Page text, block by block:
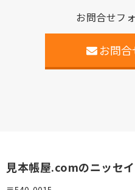
お問合せフ
お問
見本帳屋.comのニッセ